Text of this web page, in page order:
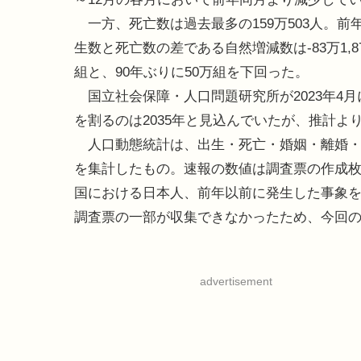
一方、死亡数は過去最多の159万503人。前
生数と死亡数の差である自然増減数は-83万
組と、90年ぶりに50万組を下回った。
国立社会保障・人口問題研究所が2023年4
を割るのは2035年と見込んでいたが、推計よ
人口動態統計は、出生・死亡・婚姻・離婚
を集計したもの。速報の数値は調査票の作成
国における日本人、前年以前に発生した事象
調査票の一部が収集できなかったため、今回
advertisement